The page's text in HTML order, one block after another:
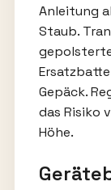
Anleitung
Staub.
Gepäck.
das Risiko
Höhe.